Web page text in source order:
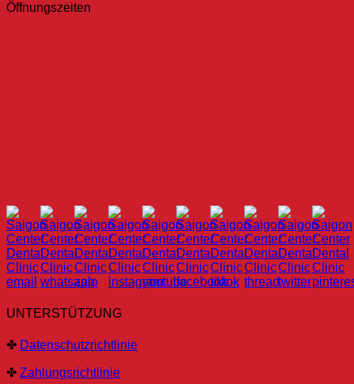
Öffnungszeiten
UNTERSTÜTZUNG
✤ Datenschutzrichtlinie
✤ Zahlungsrichtlinie